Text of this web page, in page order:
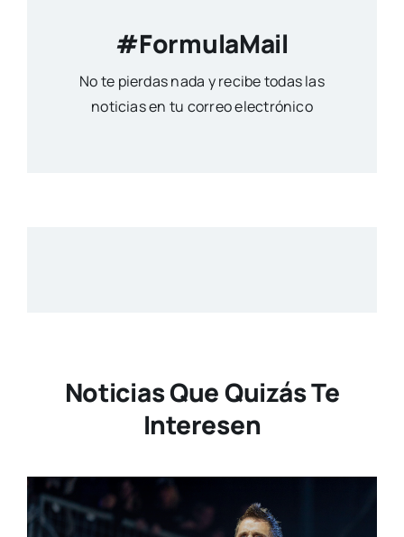
#FormulaMail
No te pierdas nada y recibe todas las
noticias en tu correo electrónico
Noticias Que Quizás Te
Interesen